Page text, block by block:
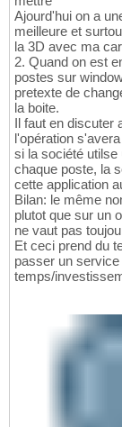
Ajourd'hui on a
meilleure et
la 3D avec ma
2. Quand on est
postes sur
pretexte de
la boite.
Il faut en discuter
l'opération
si la société utilse
chaque poste, la
cette application
Bilan: le même
plutot que sur un
ne vaut pas
Et ceci prend du
passer un
temps/